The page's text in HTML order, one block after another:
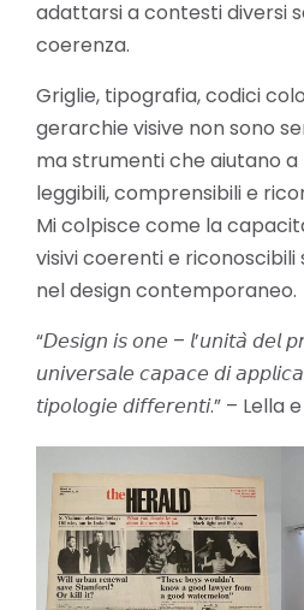
adattarsi a contesti diversi
coerenza.
Griglie, tipografia, codici
gerarchie visive non sono
ma strumenti che aiutano
leggibili, comprensibili e
Mi colpisce come la
visivi coerenti e
nel design contemporaneo.
“𝘋𝘦𝘴𝘪𝘨𝘯 𝘪𝘴 𝘰𝘯𝘦 – 𝘭’𝘶𝘯𝘪𝘵𝘢̀
𝘶𝘯𝘪𝘷𝘦𝘳𝘴𝘢𝘭𝘦 𝘤𝘢𝘱𝘢𝘤𝘦 𝘥𝘪
𝘵𝘪𝘱𝘰𝘭𝘰𝘨𝘪𝘦 𝘥𝘪𝘧𝘧𝘦𝘳𝘦𝘯𝘵𝘪.” –